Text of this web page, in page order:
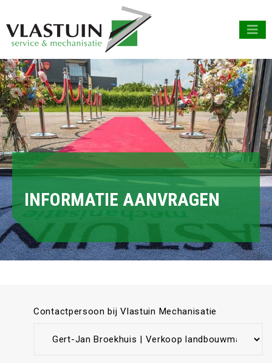
INFORMATIE AANVRAGEN
Contactpersoon bij Vlastuin Mechanisatie